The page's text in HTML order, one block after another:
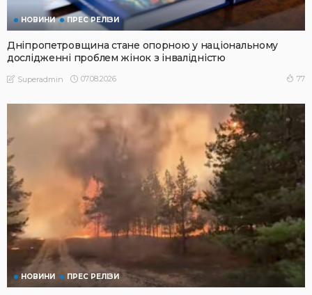
НОВИНИ ПРЕС РЕЛІЗИ
Дніпропетровщина стане опорною у національному
дослідженні проблем жінок з інвалідністю
Superadmin 07.08.2026 77
НОВИНИ ПРЕС РЕЛІЗИ